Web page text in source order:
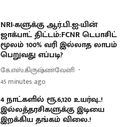
NRI-களுக்கு ஆர்.பி.ஐ-யின்
ஜாக்பாட் திட்டம்:FCNR டெபாசிட்
மூலம் 100% வரி இல்லாத லாபம்
பெறுவது எப்படி?
கே.எஸ்.கிருஷ்ணவேனி
45 minutes ago
4 நாட்களில் ரூ.6,120 உயர்வு..!
இல்லத்தரசிகளுக்கு இடியை
இறக்கிய தங்கம் விலை.!